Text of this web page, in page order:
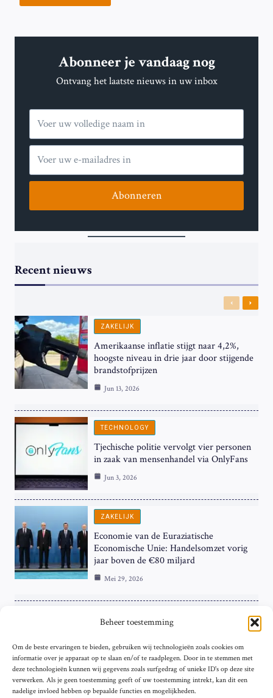
Beheer toestemming
Om de beste ervaringen te bieden, gebruiken wij technologieën zoals cookies om
informatie over je apparaat op te slaan en/of te raadplegen. Door in te stemmen met
deze technologieën kunnen wij gegevens zoals surfgedrag of unieke ID's op deze site
verwerken. Als je geen toestemming geeft of uw toestemming intrekt, kan dit een
nadelige invloed hebben op bepaalde functies en mogelijkheden.
Abonneer je vandaag nog
Ontvang het laatste nieuws in uw inbox
Abonneren
Recent nieuws
Previous
Next
ZAKELIJK
Amerikaanse inflatie stijgt naar 4,2%,
hoogste niveau in drie jaar door stijgende
brandstofprijzen
Jun 13, 2026
TECHNOLOGY
Tjechische politie vervolgt vier personen
in zaak van mensenhandel via OnlyFans
Jun 3, 2026
ZAKELIJK
Economie van de Euraziatische
Economische Unie: Handelsomzet vorig
jaar boven de €80 miljard
Mei 29, 2026
ZAKELIJK
Hardnekkige Inflatie bij de ‘Grote Vier’
van de Eurozone
Mei 29, 2026